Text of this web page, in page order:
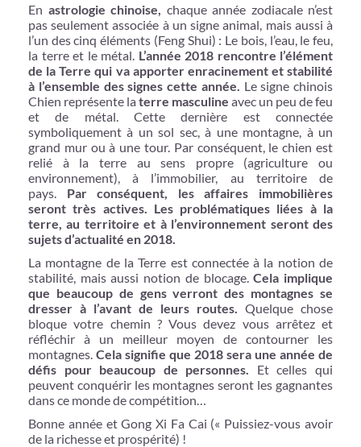
En astrologie chinoise, chaque année zodiacale n’est
pas seulement associée à un signe animal, mais aussi à
l’un des cinq éléments (Feng Shui) : Le bois, l’eau, le feu,
la terre et le métal. L’année 2018 rencontre l’élément
de la Terre qui va apporter enracinement et stabilité
à l’ensemble des signes cette année. Le signe chinois
Chien représente la terre masculine avec un peu de feu
et de métal. Cette dernière est connectée
symboliquement à un sol sec, à une montagne, à un
grand mur ou à une tour. Par conséquent, le chien est
relié à la terre au sens propre (agriculture ou
environnement), à l’immobilier, au territoire de
pays. Par conséquent, les affaires immobilières
seront très actives. Les problématiques liées à la
terre, au territoire et à l’environnement seront des
sujets d’actualité en 2018.
La montagne de la Terre est connectée à la notion de
stabilité, mais aussi notion de blocage.Cela implique
que beaucoup de gens verront des montagnes se
dresser à l’avant de leurs routes. Quelque chose
bloque votre chemin ? Vous devez vous arrêtez et
réfléchir à un meilleur moyen de contourner les
montagnes. Cela signifie que 2018 sera une année de
défis pour beaucoup de personnes. Et celles qui
peuvent conquérir les montagnes seront les gagnantes
dans ce monde de compétition…
Bonne année et Gong Xi Fa Cai (« Puissiez-vous avoir
de la richesse et prospérité) !